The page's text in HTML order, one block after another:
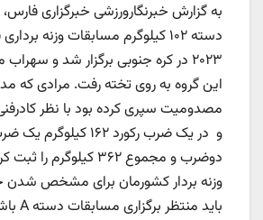
دسته ۱۰۲ کیلوگرم مسابقات وزنه
۲۰۲۳ در کره جنوبی برگزار شد و سهراب
این گروه به روی تخته رفت. مرادی که
دوضرب و مجموع ۳۶۲
وزنه بردار کشورمان برای مشخص شدن
باید منتظر برگزاری مسابقات دسته A باشد. پایان پیام/